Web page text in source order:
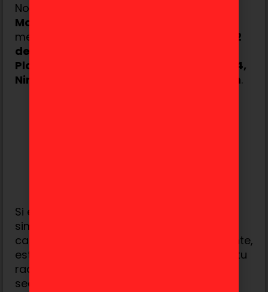
No falta mucho para el estreno de
Magnolia: Bloom in the Mist
mencionamos antes, el juego
saldrá el 22
de enero
PlayStation 5, Xbox Series, PlayStation 4,
Nintendo Switch y PC a través de Steam.
Si eres amante de los metroidvania o
simplemente buscas una historia
cautivadora con una jugabilidad desafiante,
este título definitivamente debe estar en tu
radar. ¿Estás listo para descubrir los
secretos de The Land of Fumes?